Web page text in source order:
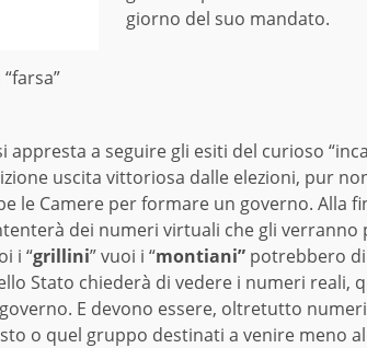
giorno del suo mandato.
appresta a seguire gli esiti del curioso
uscita vittoriosa dalle elezioni, pur
le Camere per formare un governo. Alla
dei numeri virtuali che gli
i “grillini” vuoi i “montiani” potrebbero
Stato chiederà di vedere i numeri reali,
E devono essere, oltretutto
o quel gruppo destinati a venire meno